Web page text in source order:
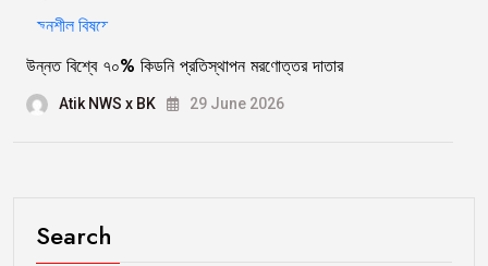
উন্নত বিশ্বে ৭০% কিডনি প্রতিস্থাপন মরণোত্তর দাতার
Atik NWS x BK 29 June 2026
Search